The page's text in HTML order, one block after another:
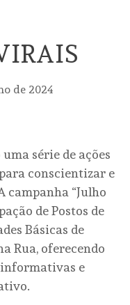
de 2024
série de ações
conscientizar e
campanha “Julho
de Postos de
Básicas de
Rua, oferecendo
e